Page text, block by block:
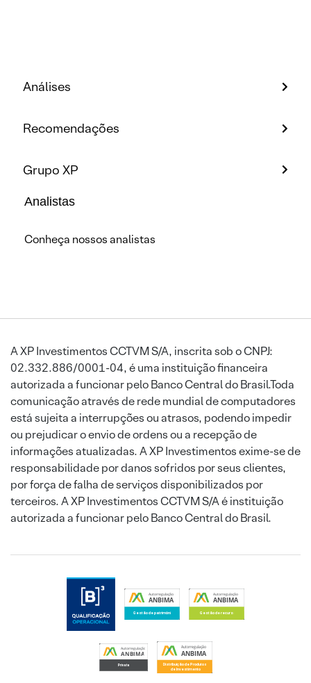
Análises
Recomendações
Grupo XP
Analistas
Conheça nossos analistas
A XP Investimentos CCTVM S/A, inscrita sob o CNPJ:
02.332.886/0001-04, é uma instituição financeira
autorizada a funcionar pelo Banco Central do Brasil.Toda
comunicação através de rede mundial de computadores
está sujeita a interrupções ou atrasos, podendo impedir
ou prejudicar o envio de ordens ou a recepção de
informações atualizadas. A XP Investimentos exime-se de
responsabilidade por danos sofridos por seus clientes,
por força de falha de serviços disponibilizados por
terceiros. A XP Investimentos CCTVM S/A é instituição
autorizada a funcionar pelo Banco Central do Brasil.